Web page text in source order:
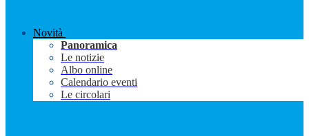
Novità
Panoramica
Le notizie
Albo online
Calendario eventi
Le circolari